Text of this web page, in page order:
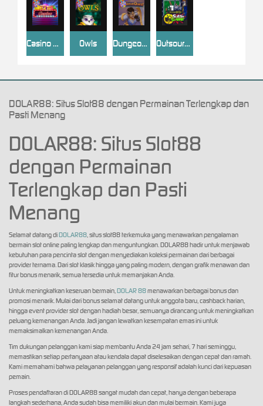
Casino Win Spin Dungeon Quest Outsourced: Slash Game
Owls
DOLAR88: Situs Slot88 dengan Permainan Terlengkap dan
Pasti Menang
DOLAR88: Situs Slot88
dengan Permainan
Terlengkap dan Pasti
Menang
Selamat datang diDOLAR88 , situs slot88 terkemuka yang menawarkan pengalaman
bermain slot online paling lengkap dan menguntungkan. DOLAR88 hadir untuk menjawab
kebutuhan para pencinta slot dengan menyediakan koleksi permainan dari berbagai
provider ternama. Dari slot klasik hingga yang paling modern, dengan grafik menawan dan
fitur bonus menarik, semua tersedia untuk memanjakan Anda.
Untuk meningkatkan keseruan bermain, DOLAR 88menawarkan berbagai bonus dan
promosi menarik. Mulai dari bonus selamat datang untuk anggota baru, cashback harian,
hingga event provider slot dengan hadiah besar, semuanya dirancang untuk meningkatkan
peluang kemenangan Anda. Jadi jangan lewatkan kesempatan emas ini untuk
memaksimalkan kemenangan Anda.
Tim dukungan pelanggan kami siap membantu Anda 24 jam sehari, 7 hari seminggu,
memastikan setiap pertanyaan atau kendala dapat diselesaikan dengan cepat dan ramah.
Kami memahami bahwa pelayanan pelanggan yang responsif adalah kunci dari kepuasan
pemain.
Proses pendaftaran di DOLAR88 sangat mudah dan cepat, hanya dengan beberapa
langkah sederhana, Anda sudah bisa memiliki akun dan mulai bermain. Kami juga